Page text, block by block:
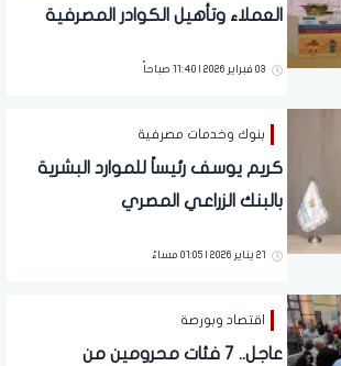
العملاء وتأهيل الكوادر المصرفية
الاحتيال
03 فبراير 2026 | 11:40 صباحاً
بنوك وخدمات مصرفية
كريم يوسف رئيساً للموارد البشرية
بالبنك الزراعي المصري
21 يناير 2026 | 01:05 مساءً
اقتصاد وبورصة
عاجل.. 7 فئات محرومين من